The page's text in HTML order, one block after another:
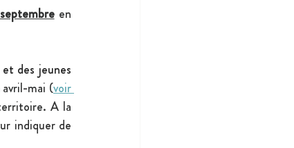
en
des jeunes
mai (voir
A la
indiquer de